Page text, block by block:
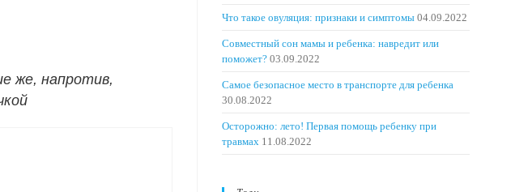
же, напротив,
Что такое овуляция: признаки и симптомы 04.09.2022
Совместный сон мамы и ребенка: навредит или
поможет? 03.09.2022
Самое безопасное место в транспорте для ребенка
30.08.2022
Осторожно: лето! Первая помощь ребенку при
травмах 11.08.2022